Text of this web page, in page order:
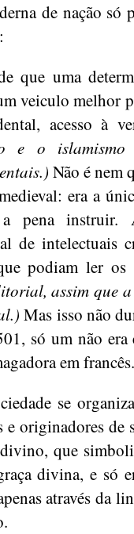
de nação só
que uma
veiculo melhor
acesso à
e o
Não é nem
era a
pena instruir.
de intelectuais
podiam ler
assim que
Mas isso não
só um não
em francês.
se
e originadores de
que
divina, e só
através da